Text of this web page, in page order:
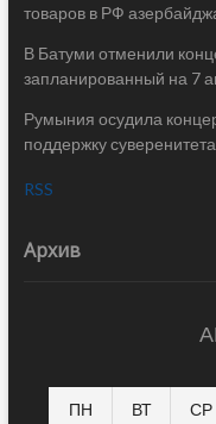
товаров в РФ
В Батуми отменили
запланированный на 7
Румыния осудила
поддержку
RSS
Архив
ПН ВТ СР